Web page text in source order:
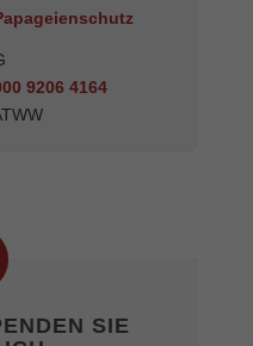
9206 4164
SIE